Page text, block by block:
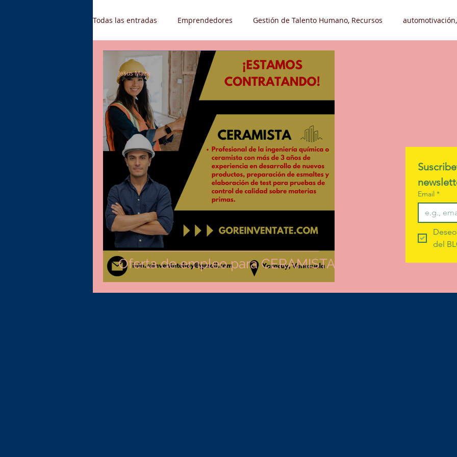
Todas las entradas Emprendedores Gestión de Talento Humano, Recursos
Gestión de Talento Humano Liderazgo, Automotivación
Supply Chain Oferta de empleos Hobby - Pasatiempo
Oferta de empleo para CERAMISTA
Jesus Maza
Email *
del